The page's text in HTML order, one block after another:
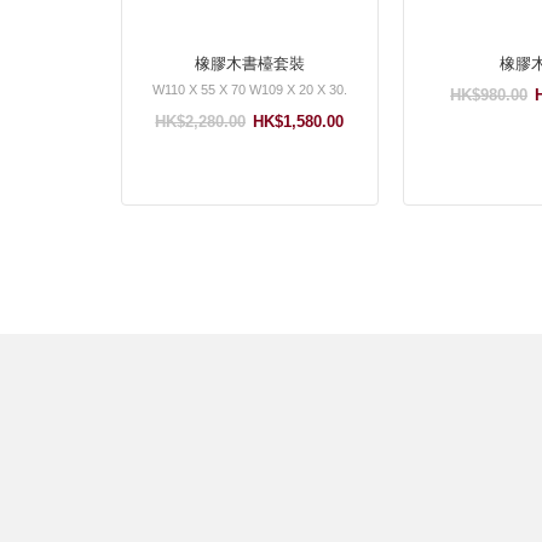
橡膠木書檯套裝
W110 X 55 X 70 W109 X 20 X 30.
HK$1,580.00
HK$2,280.00
橡膠
HK$980.00